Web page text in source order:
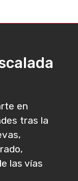
en
tras la
las vías